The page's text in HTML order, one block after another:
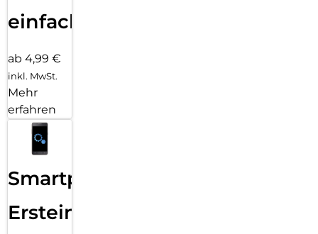
einfach
ab 4,99 €
inkl. MwSt.
Mehr
erfahren
Smartphone
Ersteinrichtung